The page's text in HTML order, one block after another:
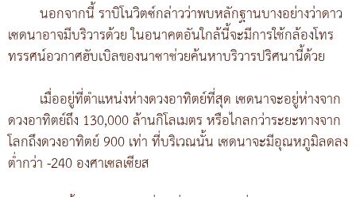
นอกจากนี้ ราบิโนวิตซ์กล่าวว่าพบหลักฐานบางอย่างว่าดาว
เซดนาอาจมีบริวารด้วย ในอนาคตอันใกล้นี้จะมีการใช้กล้องโทร
ทรรศน์อวกาศฮับเบิลของนาซาช่วยค้นหาบริวารปริศนานี้ด้วย
เมื่ออยู่ที่ตำแหน่งห่างดวงอาทิตย์ที่สุด เซดนาจะอยู่ห่างจาก
ดวงอาทิตย์ถึง 130,000 ล้านกิโลเมตร หรือไกลกว่าระยะทางจาก
โลกถึงดวงอาทิตย์ 900 เท่า ที่บริเวณนั้น เซดนาจะมีอุณหภูมิลดลง
ต่ำกว่า -240 องศาเซลเซียส